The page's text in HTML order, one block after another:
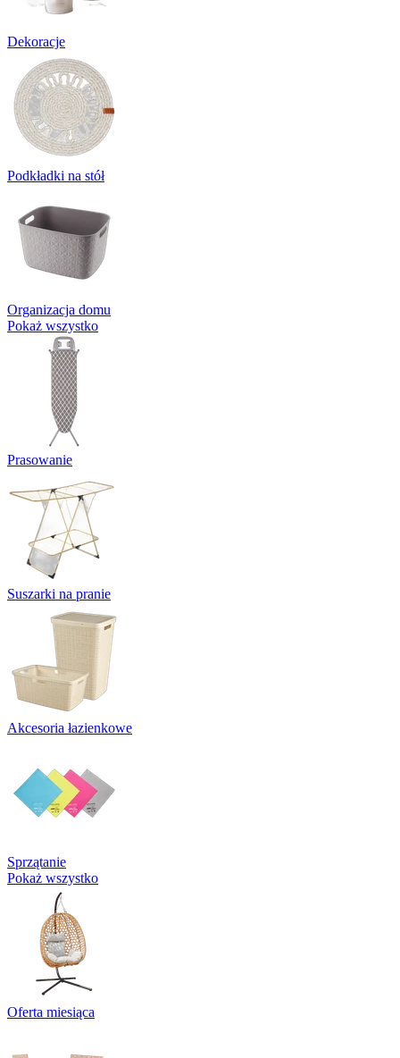
Dekoracje
Podkładki na stół
Organizacja domu
Pokaż wszystko
Prasowanie
Suszarki na pranie
Akcesoria łazienkowe
Sprzątanie
Pokaż wszystko
Oferta miesiąca